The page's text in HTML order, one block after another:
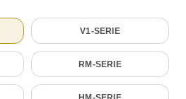
V1-SERIE
RM-SERIE